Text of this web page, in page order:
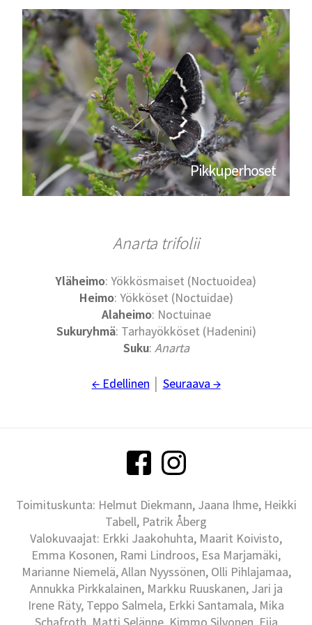
Pikkuperhoset
Anarta trifolii
Yläheimo: Yökkösmaiset (Noctuoidea)
Heimo: Yökköset (Noctuidae)
Alaheimo: Noctuinae
Sukuryhmä: Tarhayökköset (Hadenini)
Suku: Anarta
← Edellinen Seuraava →
Toimituskunta: Helmut Diekmann, Jaana Ihme, Heikki
Tabell, Patrik Åberg
Valokuvaajat: Erkki Jaakohuhta, Maarit Koivisto,
Emma Kosonen, Rami Lindroos, Esa Marjamäki,
Marianne Niemelä, Allan Nyyssönen, Olli Pihlajamaa,
Annukka Pirkkalainen, Markku Ruuskanen, Jari ja
Irene Räty, Teppo Salmela, Erkki Santamala, Mika